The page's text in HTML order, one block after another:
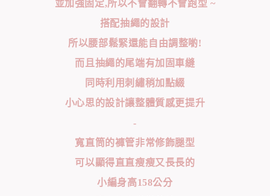
並加強固定,所以不會翻轉不會跑型 ~
搭配抽繩的設計
所以腰部鬆緊還能自由調整喲!
而且抽繩的尾端有加固車縫
同時利用刺繡稍加點綴
小心思的設計讓整體質感更提升
-
寬直筒的褲管非常修飾腿型
可以顯得直直瘦瘦又長長的
小編身高158公分